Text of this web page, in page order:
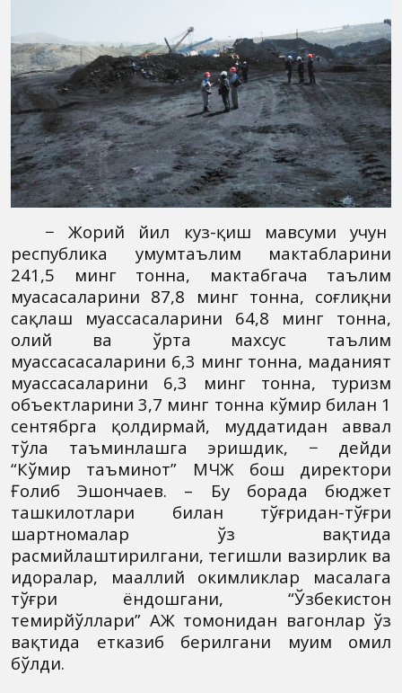
− Жорий йил куз-қиш мавсуми учун
республика умумтаълим мактабларини
241,5 минг тонна, мактабгача таълим
муасасаларини 87,8 минг тонна, соғлиқни
сақлаш муассасаларини 64,8 минг тонна,
олий ва ўрта махсус таълим
муассасасаларини 6,3 минг тонна, маданият
муассасаларини 6,3 минг тонна, туризм
объектларини 3,7 минг тонна кўмир билан 1
сентябрга қолдирмай, муддатидан аввал
тўла таъминлашга эришдик, − дейди
“Кўмир таъминот” МЧЖ бош директори
Ғолиб Эшончаев. – Бу борада бюджет
ташкилотлари билан тўғридан-тўғри
шартномалар ўз вақтида
расмийлаштирилгани, тегишли вазирлик ва
идоралар, маҳаллий ҳокимликлар масалага
тўғри ёндошгани, “Ўзбекистон
темирйўллари” АЖ томонидан вагонлар ўз
вақтида етказиб берилгани муҳим омил
бўлди.